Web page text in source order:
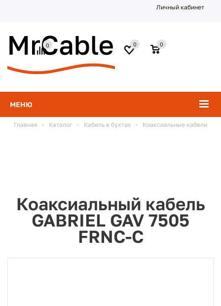
Личный кабинет
МЕНЮ
0
0
0
Главная - Каталог - Кабель в бухтах - Коаксиальные кабели
Коаксиальный кабель
GABRIEL GAV 7505
FRNC-C